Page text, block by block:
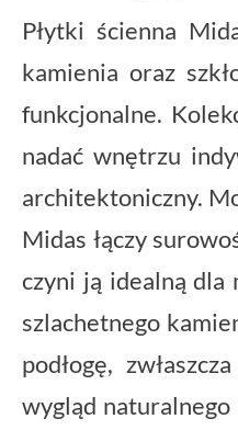
Płytki ścienna
kamienia oraz
funkcjonalne.
nadać wnętrzu
architektoniczny.
Midas łączy
czyni ją idealną dla
szlachetnego
podłogę,
wygląd